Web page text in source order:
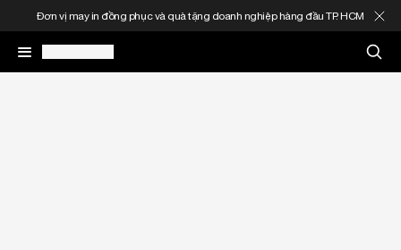
Đơn vị may in đồng phục và quà tặng doanh nghiệp hàng đầu TP. HCM